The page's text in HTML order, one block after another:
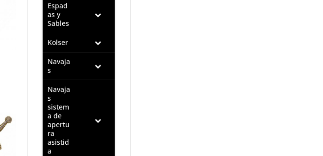
Espad
as y
Sables
Kolser
Navaja
s
Navaja
s
sistem
a de
apertu
ra
asistid
a